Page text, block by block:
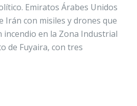
Emiratos Árabes Unidos
Irán con misiles y drones que
en la Zona Industrial
de Fuyaira, con tres